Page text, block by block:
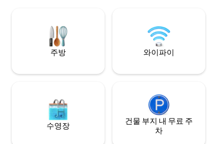
찬 런들 스트리트까지 도보 2분
주방 와이파이
수영장
건물 부지 내 무료 주
차